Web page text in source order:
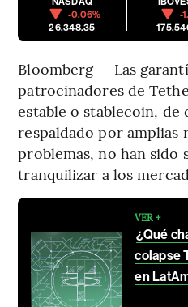
-0.06%
26,348.35
-
Bloomberg — Las
patrocinadores de
estable o stablecoin, de
respaldado por amplias
problemas, no han sido
tranquilizar a los
VER +
¿Qué
colapse
en